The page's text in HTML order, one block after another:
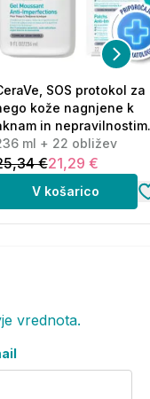
nanesite na
in kako
in Proxylane.
proti
k učvrstitvi kože.
lahko
vrat, dekolte
vse tipe
SOS protokol za
kože nagnjene k
in nepravilnostim
ml + 22 obližev)
ml + 22 obližev
€21,29 €
V košarico
vrednota.